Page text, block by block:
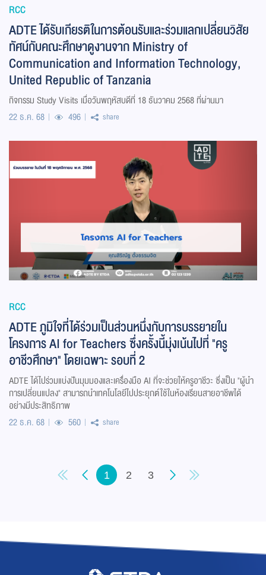
RCC
ADTE ได้รับเกียรติในการต้อนรับและร่วมแลกเปลี่ยนวิสัย
ทัศน์กับคณะศึกษาดูงานจาก Ministry of
Communication and Information Technology,
United Republic of Tanzania
กิจกรรม Study Visits เมื่อวันพฤหัสบดีที่ 18 ธันวาคม 2568 ที่ผ่านมา
22 ธ.ค. 68
496 share
RCC
ADTE ภูมิใจที่ได้ร่วมเป็นส่วนหนึ่งกับการบรรยายใน
โครงการ AI for Teachers ซึ่งครั้งนี้มุ่งเน้นไปที่ "ครู
อาชีวศึกษา" โดยเฉพาะ รอบที่ 2
ADTE ได้ไปร่วมแบ่งปันมุมมองและเครื่องมือ AI ที่จะช่วยให้ครูอาชีวะ ซึ่งเป็น "ผู้นำ
การเปลี่ยนแปลง" สามารถนำเทคโนโลยีไปประยุกต์ใช้ในห้องเรียนสายอาชีพได้
อย่างมีประสิทธิภาพ
22 ธ.ค. 68
560 share
1 2 3